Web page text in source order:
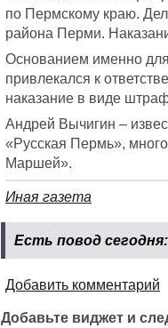
по Пермскому краю.
района Перми.
Основанием именно
привлекался к
наказание в виде
Андрей Вычигин –
«Русская Пермь»,
Маршей».
Иная газета
Есть повод
Добавить комментарий
Добавьте виджет и